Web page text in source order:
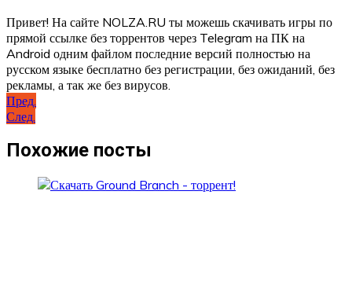
Привет! На сайте NOLZA.RU ты можешь скачивать игры по
прямой ссылке без торрентов через Telegram на ПК на
Android одним файлом последние версий полностью на
русском языке бесплатно без регистрации, без ожиданий, без
рекламы, а так же без вирусов.
Навигация
по
записям
Пред.
След.
Похожие посты